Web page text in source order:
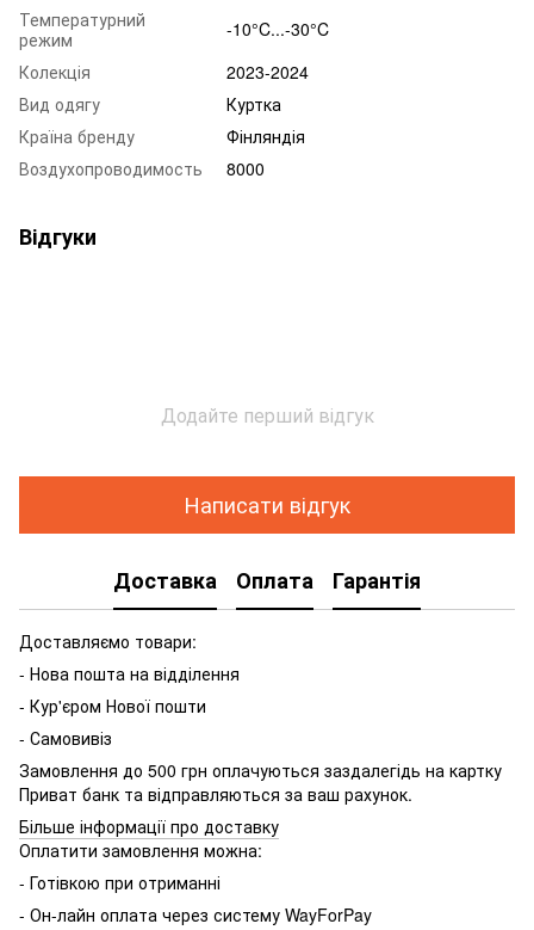
Температурний
режим
-10°C...-30°C
Колекція
2023-2024
Вид одягу
Куртка
Країна бренду
Фінляндія
Воздухопроводимость
8000
Відгуки
Додайте перший відгук
Написати відгук
Доставка Оплата Гарантія
Доставляємо товари:
- Нова пошта на відділення
- Кур'єром Нової пошти
- Самовивіз
Замовлення до 500 грн оплачуються заздалегідь на картку
Приват банк та відправляються за ваш рахунок.
Більше інформації про доставку
Оплатити замовлення можна:
- Готівкою при отриманні
- Он-лайн оплата через систему WayForPay